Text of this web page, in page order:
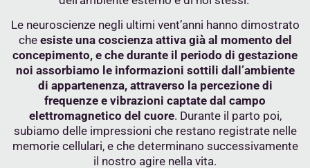
Le neuroscienze negli ultimi vent’anni hanno dimostrato
che esiste una coscienza attiva già al momento del
concepimento, e che durante il periodo di gestazione
noi assorbiamo le informazioni sottili dall’ambiente
di appartenenza, attraverso la percezione di
frequenze e vibrazioni captate dal campo
elettromagnetico del cuore. Durante il parto poi,
subiamo delle impressioni che restano registrate nelle
memorie cellulari, e che determinano successivamente
il nostro agire nella vita.